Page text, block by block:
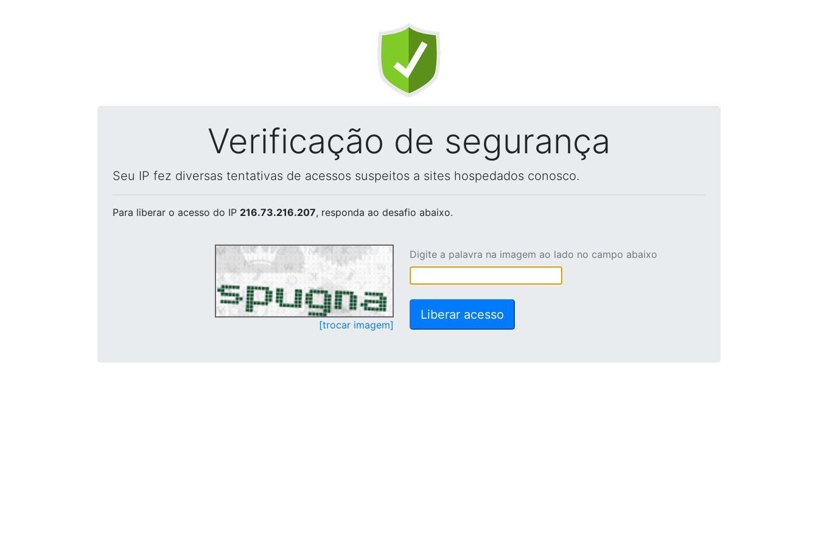
Verificação de segurança
Seu IP fez diversas tentativas de acessos suspeitos a sites hospedados conosco.
Para liberar o acesso do IP 216.73.216.207, responda ao desafio abaixo.
[trocar imagem]
Digite a palavra na imagem ao lado no campo abaixo